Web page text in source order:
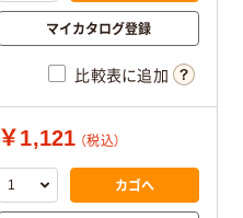
マイカタログ登録
比較表に追加
￥1,121 （税込）
カゴへ